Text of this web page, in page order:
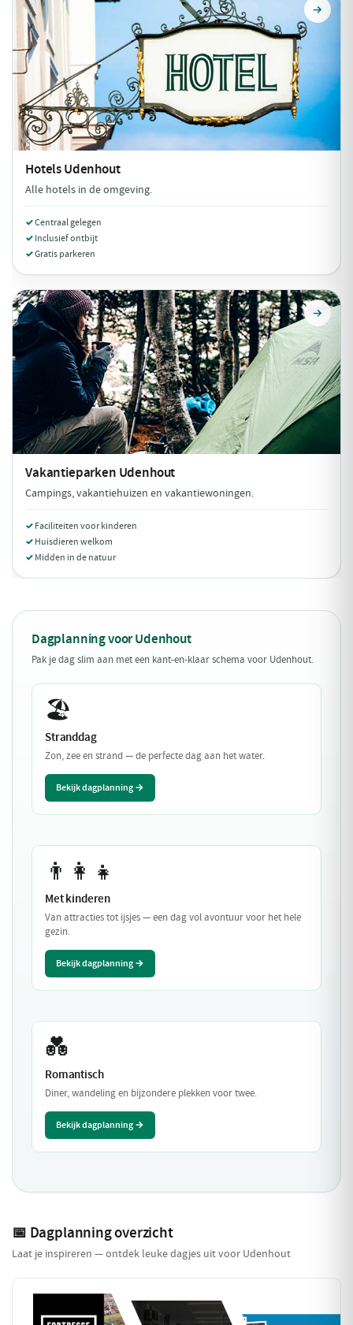
HotelsUdenhout
Alle hotels in de omgeving.
Centraal gelegen
Inclusief ontbijt
Gratis parkeren
Vakantieparken Udenhout
Campings, vakantiehuizen en vakantiewoningen.
Faciliteiten voor kinderen
Huisdieren welkom
Midden in de natuur
Dagplanning voor Udenhout
Pak je dag slim aan met een kant-en-klaar schema voor Udenhout.
🏖️
Stranddag
Zon, zee en strand — de perfecte dag aan het water.
Bekijk dagplanning →
👨‍👩‍👧
Met kinderen
Van attracties tot ijsjes — een dag vol avontuur voor het hele
gezin.
Bekijk dagplanning →
💑
Romantisch
Diner, wandeling en bijzondere plekken voor twee.
Bekijk dagplanning →
📅 Dagplanning overzicht
Laat je inspireren — ontdek leuke dagjes uit voor Udenhout